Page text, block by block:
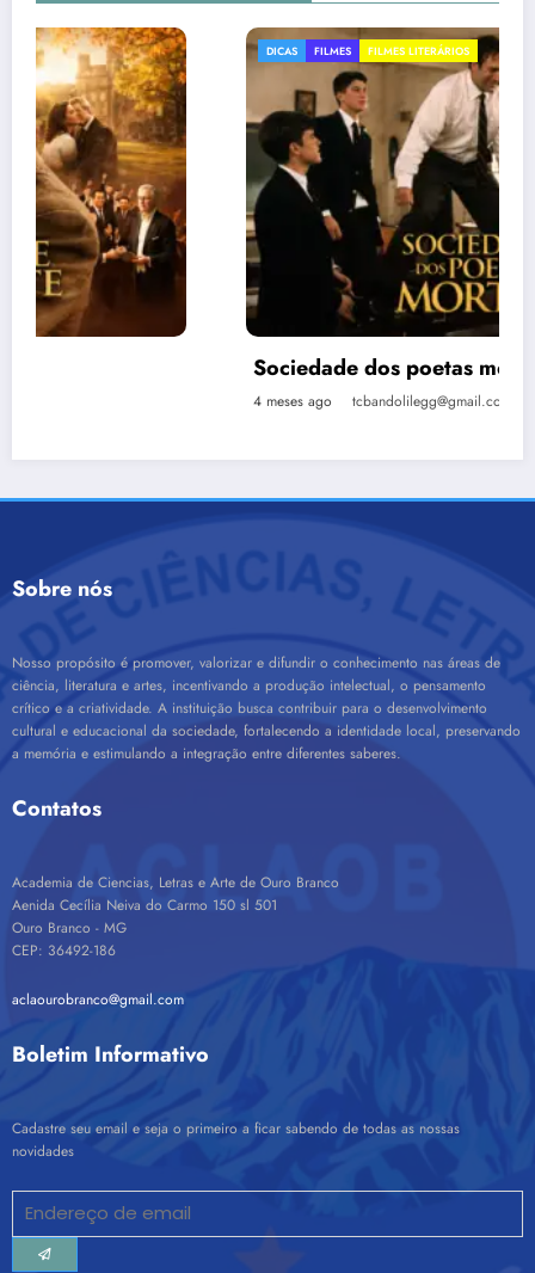
DICAS FILMES FILMES LITERÁRIOS
Sociedade dos poetas mortos
tcbandolilegg@gmail.com
Sobre nós
Nosso propósito é promover, valorizar e difundir o conhecimento nas áreas de
ciência, literatura e artes, incentivando a produção intelectual, o pensamento
crítico e a criatividade. A instituição busca contribuir para o desenvolvimento
cultural e educacional da sociedade, fortalecendo a identidade local, preservando
a memória e estimulando a integração entre diferentes saberes.
Contatos
Academia de Ciencias, Letras e Arte de Ouro Branco
Aenida Cecília Neiva do Carmo 150 sl 501
Ouro Branco - MG
CEP: 36492-186
aclaourobranco@gmail.com
Boletim Informativo
Cadastre seu email e seja o primeiro a ficar sabendo de todas as nossas
novidades